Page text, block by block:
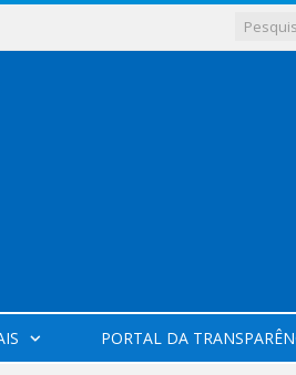
PORTAL DA